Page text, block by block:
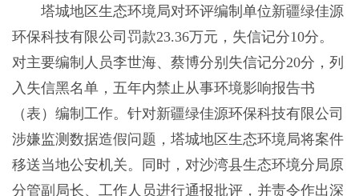
塔城地区生态环境局对环评编制单位新疆绿佳源
环保科技有限公司罚款23.36万元，失信记分10分。
对主要编制人员李世海、蔡博分别失信记分20分，列
入失信黑名单，五年内禁止从事环境影响报告书
（表）编制工作。针对新疆绿佳源环保科技有限公司
涉嫌监测数据造假问题，塔城地区生态环境局将案件
移送当地公安机关。同时，对沙湾县生态环境分局原
分管副局长、工作人员进行通报批评，并责令作出深